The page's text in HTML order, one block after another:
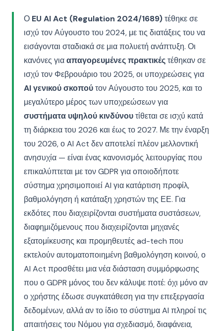
Ο EU AI Act (Regulation 2024/1689)τέθηκε σε
ισχύ τον Αύγουστο του 2024, με τις διατάξεις του να
εισάγονται σταδιακά σε μια πολυετή ανάπτυξη. Οι
κανόνες γιααπαγορευμένες πρακτικέςτέθηκαν σε
ισχύ τον Φεβρουάριο του 2025, οι υποχρεώσεις για
AI γενικού σκοπούτον Αύγουστο του 2025, και το
μεγαλύτερο μέρος των υποχρεώσεων για
συστήματα υψηλού κινδύνουτίθεται σε ισχύ κατά
τη διάρκεια του 2026 και έως το 2027. Με την έναρξη
του 2026, ο AI Act δεν αποτελεί πλέον μελλοντική
ανησυχία — είναι ένας κανονισμός λειτουργίας που
επικαλύπτεται με τον GDPR για οποιοδήποτε
σύστημα χρησιμοποιεί AI για κατάρτιση προφίλ,
βαθμολόγηση ή κατάταξη χρηστών της ΕΕ. Για
εκδότες που διαχειρίζονται συστήματα συστάσεων,
διαφημιζόμενους που διαχειρίζονται μηχανές
εξατομίκευσης και προμηθευτές ad-tech που
εκτελούν αυτοματοποιημένη βαθμολόγηση κοινού, ο
AI Act προσθέτει μια νέα διάσταση συμμόρφωσης
που ο GDPR μόνος του δεν κάλυψε ποτέ: όχι μόνο αν
ο χρήστης έδωσε συγκατάθεση για την επεξεργασία
δεδομένων, αλλά αν το ίδιο το σύστημα AI πληροί τις
απαιτήσεις του Νόμου για σχεδιασμό, διαφάνεια,